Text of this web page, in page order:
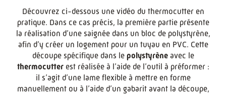
Découvrez ci-dessous une vidéo du thermocutter en
pratique. Dans ce cas précis, la première partie présente
la réalisation d’une saignée dans un bloc de polystyrène,
afin d’y créer un logement pour un tuyau en PVC. Cette
découpe spécifique dans le polystyrèneavec le
thermocutterest réalisée à l’aide de l’outil à préformer :
il s’agit d’une lame flexible à mettre en forme
manuellement ou à l’aide d’un gabarit avant la découpe,